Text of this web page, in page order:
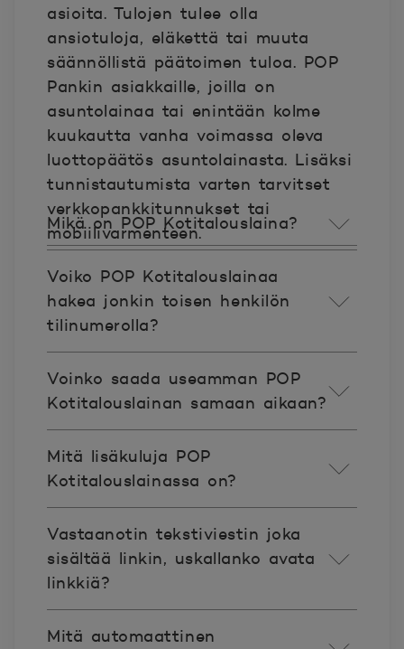
asioita. Tulojen tulee olla
ansiotuloja, eläkettä tai muuta
säännöllistä päätoimen tuloa. POP
Pankin asiakkaille, joilla on
asuntolainaa tai enintään kolme
kuukautta vanha voimassa oleva
luottopäätös asuntolainasta. Lisäksi
tunnistautumista varten tarvitset
verkkopankkitunnukset tai
mobiilivarmenteen.
Mikä on POP Kotitalouslaina?
Voiko POP Kotitalouslainaa
hakea jonkin toisen henkilön
tilinumerolla?
Voinko saada useamman POP
Kotitalouslainan samaan aikaan?
Mitä lisäkuluja POP
Kotitalouslainassa on?
Vastaanotin tekstiviestin joka
sisältää linkin, uskallanko avata
linkkiä?
Mitä automaattinen